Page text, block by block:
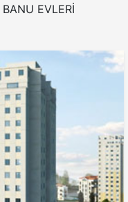
EVLERİ